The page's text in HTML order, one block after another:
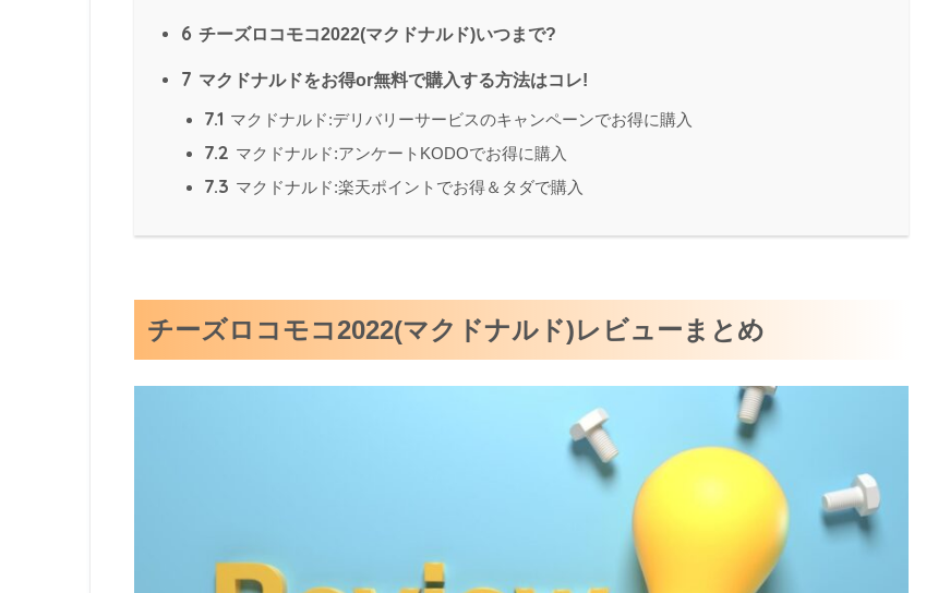
6 チーズロコモコ2022(マクドナルド)いつまで?
7 マクドナルドをお得or無料で購入する方法はコレ!
7.1 マクドナルド:デリバリーサービスのキャンペーンでお得に購入
7.2 マクドナルド:アンケートKODOでお得に購入
7.3 マクドナルド:楽天ポイントでお得＆タダで購入
チーズロコモコ2022(マクドナルド)レビューまとめ